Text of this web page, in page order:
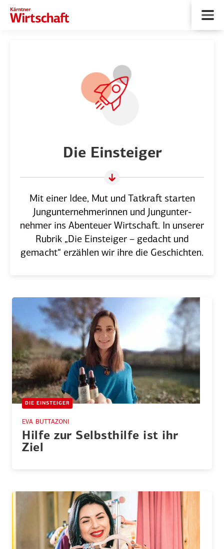
Die Einsteiger
Mit einer Idee, Mut und Tatkraft starten
Jungun­ter­neh­me­rinnen und Jungun­ter­
nehmer ins Abenteuer Wirtschaft. In unserer
Rubrik „Die Einsteiger – gedacht und
gemacht“ erzählen wir ihre die Geschichten.
DIE EINSTEIGER
EVA BUTTAZONI
Hilfe zur Selbst­hilfe ist ihr
Ziel